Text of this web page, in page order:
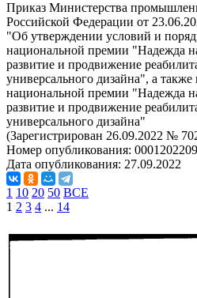
Приказ Министерства
Российской Федерации от
"Об утверждении условий и
национальной премии "Надежда
развитие и продвижение
универсального дизайна", а также
национальной премии "Надежда
развитие и продвижение
универсального дизайна"
(Зарегистрирован 26.09.2022 №
Номер опубликования:
Дата опубликования: 27.09.2022
1 10 20 50 ВСЕ
1 2 3 4 ... 14